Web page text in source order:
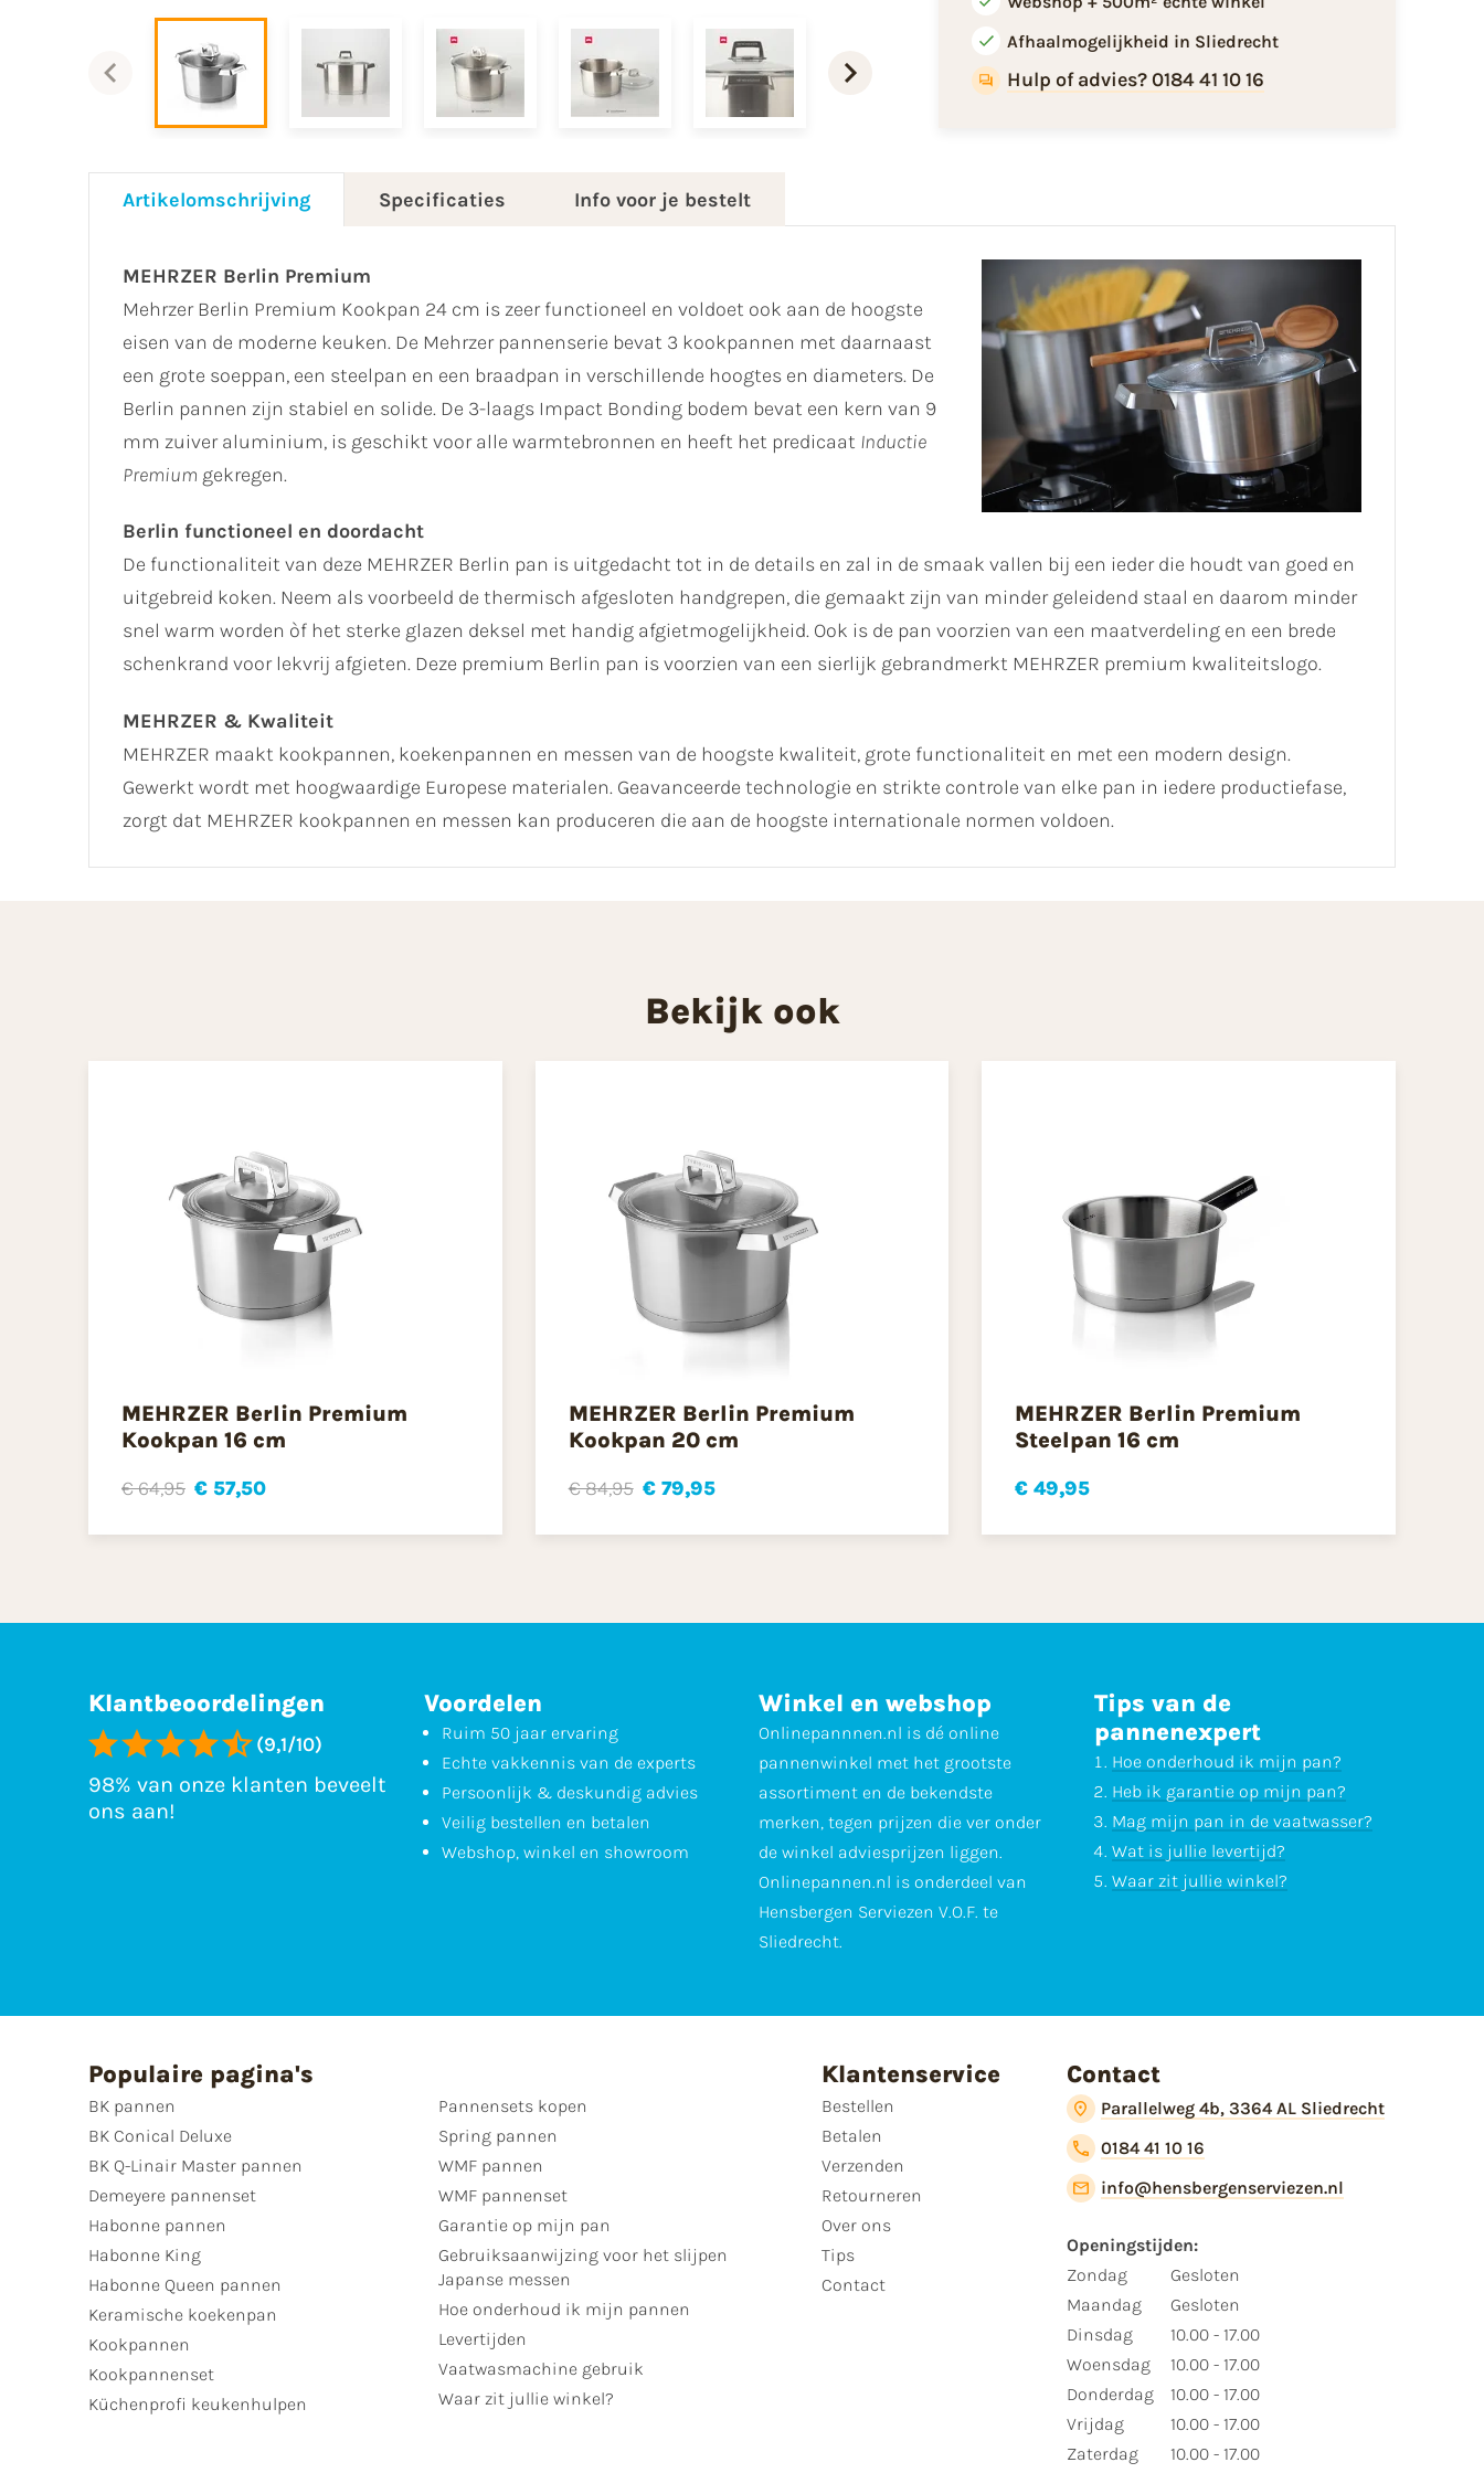
Afhaalmogelijkheid in Sliedrecht
Hulp of advies? 0184 41 10 16
Artikelomschrijving Specificaties Info voor je bestelt
MEHRZER Berlin Premium
Mehrzer Berlin Premium Kookpan 24 cm is zeer functioneel en voldoet ook aan de hoogste
eisen van de moderne keuken. De Mehrzer pannenserie bevat 3 kookpannen met daarnaast
een grote soeppan, een steelpan en een braadpan in verschillende hoogtes en diameters. De
Berlin pannen zijn stabiel en solide. De 3-laags Impact Bonding bodem bevat een kern van 9
mm zuiver aluminium, is geschikt voor alle warmtebronnen en heeft het predicaat Inductie
Premium gekregen.
Berlin functioneel en doordacht
De functionaliteit van deze MEHRZER Berlin pan is uitgedacht tot in de details en zal in de smaak vallen bij een ieder die houdt van goed en
uitgebreid koken. Neem als voorbeeld de thermisch afgesloten handgrepen, die gemaakt zijn van minder geleidend staal en daarom minder
snel warm worden òf het sterke glazen deksel met handig afgietmogelijkheid. Ook is de pan voorzien van een maatverdeling en een brede
schenkrand voor lekvrij afgieten. Deze premium Berlin pan is voorzien van een sierlijk gebrandmerkt MEHRZER premium kwaliteitslogo.
MEHRZER & Kwaliteit
MEHRZER maakt kookpannen, koekenpannen en messen van de hoogste kwaliteit, grote functionaliteit en met een modern design.
Gewerkt wordt met hoogwaardige Europese materialen. Geavanceerde technologie en strikte controle van elke pan in iedere productiefase,
zorgt dat MEHRZER kookpannen en messen kan produceren die aan de hoogste internationale normen voldoen.
Bekijk ook
MEHRZER Berlin Premium
Kookpan 16 cm
€ 64,95 € 57,50
MEHRZER Berlin Premium
Kookpan 20 cm
€ 84,95 € 79,95
MEHRZER Berlin Premium
Steelpan 16 cm
€ 49,95
Klantbeoordelingen
(9,1/10)
98% van onze klanten beveelt
ons aan!
Voordelen
Ruim 50 jaar ervaring
Echte vakkennis van de experts
Persoonlijk & deskundig advies
Veilig bestellen en betalen
Webshop, winkel en showroom
Winkel en webshop
Onlinepannnen.nl is dé online
pannenwinkel met het grootste
assortiment en de bekendste
merken, tegen prijzen die ver onder
de winkel adviesprijzen liggen.
Onlinepannen.nl is onderdeel van
Hensbergen Serviezen V.O.F. te
Sliedrecht.
Tips van de
pannenexpert
Hoe onderhoud ik mijn pan?
Heb ik garantie op mijn pan?
Mag mijn pan in de vaatwasser?
Wat is jullie levertijd?
Waar zit jullie winkel?
Populaire pagina's
BK pannen
BK Conical Deluxe
BK Q-Linair Master pannen
Demeyere pannenset
Habonne pannen
Habonne King
Habonne Queen pannen
Keramische koekenpan
Kookpannen
Kookpannenset
Küchenprofi keukenhulpen
Pannensets kopen
Spring pannen
WMF pannen
WMF pannenset
Garantie op mijn pan
Gebruiksaanwijzing voor het slijpen
Japanse messen
Hoe onderhoud ik mijn pannen
Levertijden
Vaatwasmachine gebruik
Waar zit jullie winkel?
Klantenservice
Bestellen
Betalen
Verzenden
Retourneren
Over ons
Tips
Contact
Contact
Parallelweg 4b, 3364 AL Sliedrecht
0184 41 10 16
info@hensbergenserviezen.nl
Openingstijden:​
​Zondag
Maandag
Dinsdag
Woensdag
Donderdag
Vrijdag
Zaterdag
Gesloten
Gesloten
10.00 - 17.00
10.00 - 17.00
10.00 - 17.00
10.00 - 17.00
10.00 - 17.00